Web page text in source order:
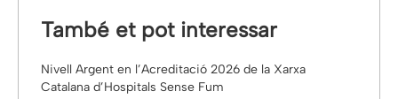
També et pot interessar
Nivell Argent en l’Acreditació 2026 de la Xarxa
Catalana d’Hospitals Sense Fum